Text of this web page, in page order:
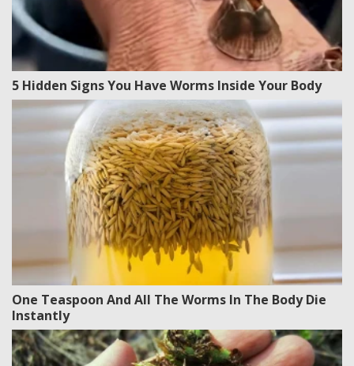
5 Hidden Signs You Have Worms Inside Your Body
One Teaspoon And All The Worms In The Body Die
Instantly